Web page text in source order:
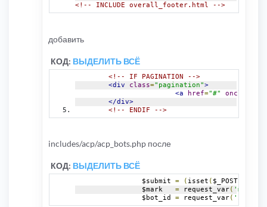
<!-- INCLUDE overall_footer.html -->
добавить
КОД: ВЫДЕЛИТЬ ВСЁ
<!-- IF PAGINATION -->
<div
class="pagination">
<a
href="#" onclick
</div>
<!-- ENDIF -->
includes/acp/acp_bots.php после
КОД: ВЫДЕЛИТЬ ВСЁ
		$submit
= ( isset ( $_POST
= request_var( 'mark'
= request_var( 'id'